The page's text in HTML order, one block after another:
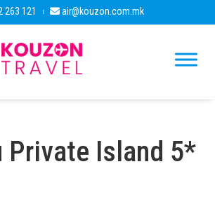
263 121 air@kouzon.com.mk
Private Island 5*